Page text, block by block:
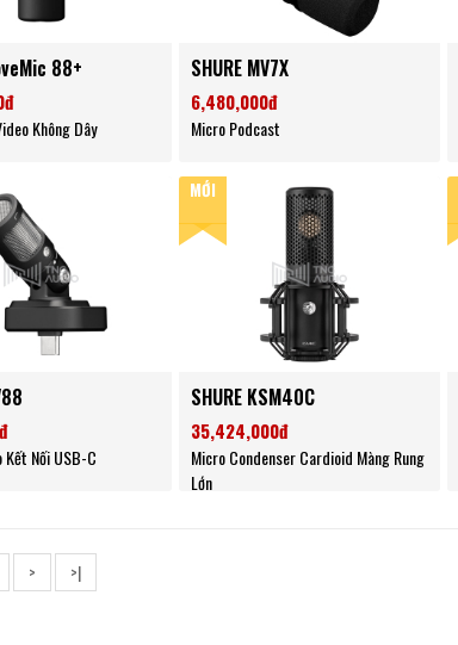
88+
Không Dây
SHURE MV7X
6,480,000đ
Micro Podcast
Nối USB-C
MỚI
SHURE KSM40C
35,424,000đ
Micro Condenser Cardioid Màng Rung
Lớn
> >|